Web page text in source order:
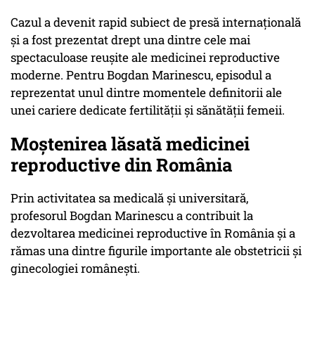
Cazul a devenit rapid subiect de presă internațională
și a fost prezentat drept una dintre cele mai
spectaculoase reușite ale medicinei reproductive
moderne. Pentru Bogdan Marinescu, episodul a
reprezentat unul dintre momentele definitorii ale
unei cariere dedicate fertilității și sănătății femeii.
Moștenirea lăsată medicinei
reproductive din România
Prin activitatea sa medicală și universitară,
profesorul Bogdan Marinescu a contribuit la
dezvoltarea medicinei reproductive în România și a
rămas una dintre figurile importante ale obstetricii și
ginecologiei românești.